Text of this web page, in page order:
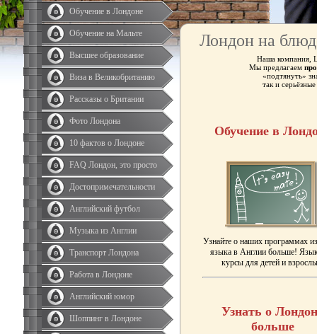
Обучение в Лондоне
Обучение на Мальте
Высшее образование
Виза в Великобританию
Рассказы о Британии
Фото Лондона
10 фактов о Лондоне
FAQ Лондон, это просто
Достопримечательности
Английский футбол
Музыка из Англии
Транспорт Лондона
Работа в Лондоне
Английский юмор
Шоппинг в Лондоне
Лондон на
Наша компания,
Мы предлагаем
«подтянуть»
так и
Обучение в
Узнайте о наших программах
языка в Англии больше!
курсы для детей и
Узнать о
больше